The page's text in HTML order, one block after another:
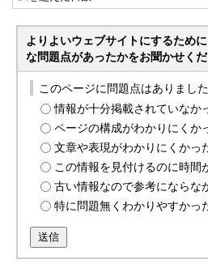
よりよいウェブサイトにするため
な問題点があったかをお聞かせくだ
このページに問題点はありまし
情報が十分掲載されていなか
ページの構成がわかりにくか
文章や表現がわかりにくかっ
この情報を見付けるのに時間
古い情報なので参考にならな
特に問題無くわかりやすかっ
送信